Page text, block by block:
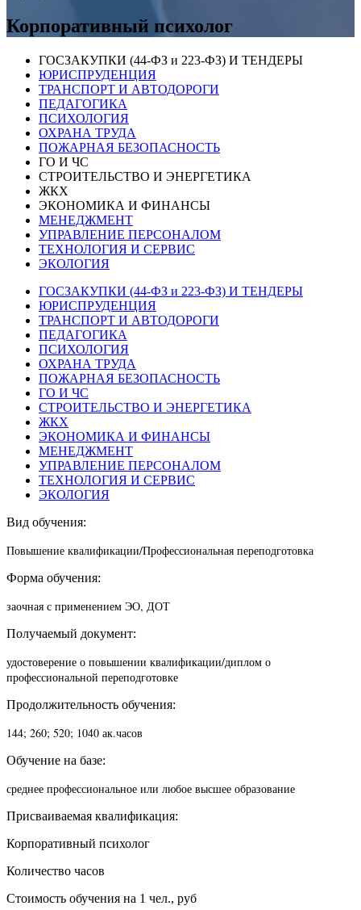
Корпоративный психолог
ГОСЗАКУПКИ (44-ФЗ и 223-ФЗ) И ТЕНДЕРЫ
ЮРИСПРУДЕНЦИЯ
ТРАНСПОРТ И АВТОДОРОГИ
ПЕДАГОГИКА
ПСИХОЛОГИЯ
ОХРАНА ТРУДА
ПОЖАРНАЯ БЕЗОПАСНОСТЬ
ГО И ЧС
СТРОИТЕЛЬСТВО И ЭНЕРГЕТИКА
ЖКХ
ЭКОНОМИКА И ФИНАНСЫ
МЕНЕДЖМЕНТ
УПРАВЛЕНИЕ ПЕРСОНАЛОМ
ТЕХНОЛОГИЯ И СЕРВИС
ЭКОЛОГИЯ
ГОСЗАКУПКИ (44-ФЗ и 223-ФЗ) И ТЕНДЕРЫ
ЮРИСПРУДЕНЦИЯ
ТРАНСПОРТ И АВТОДОРОГИ
ПЕДАГОГИКА
ПСИХОЛОГИЯ
ОХРАНА ТРУДА
ПОЖАРНАЯ БЕЗОПАСНОСТЬ
ГО И ЧС
СТРОИТЕЛЬСТВО И ЭНЕРГЕТИКА
ЖКХ
ЭКОНОМИКА И ФИНАНСЫ
МЕНЕДЖМЕНТ
УПРАВЛЕНИЕ ПЕРСОНАЛОМ
ТЕХНОЛОГИЯ И СЕРВИС
ЭКОЛОГИЯ
Вид обучения:
Повышение квалификации/Профессиональная переподготовка
Форма обучения:
заочная с применением ЭО, ДОТ
Получаемый документ:
удостоверение о повышении квалификации/диплом о
профессиональной переподготовке
Продолжительность обучения:
144; 260; 520; 1040 ак.часов
Обучение на базе:
среднее профессиональное или любое высшее образование
Присваиваемая квалификация:
Корпоративный психолог
Количество часов
Стоимость обучения на 1 чел., руб